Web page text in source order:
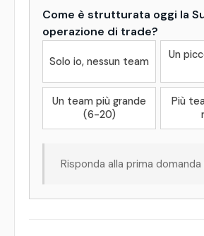
Come è strutturata oggi la
operazione di trade?
Solo io, nessun team
Un
Un team più grande
(6-20)
Più
Risponda alla prima domanda